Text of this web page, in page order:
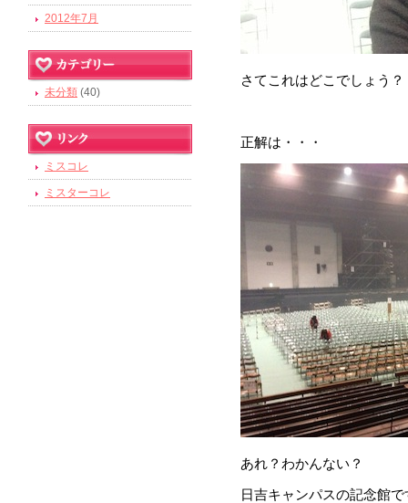
さてこれはどこでしょう？
正解は・・・
あれ？わかんない？
日吉キャンパスの記念館で
2012年7月
未分類 (40)
ミスコレ
ミスターコレ